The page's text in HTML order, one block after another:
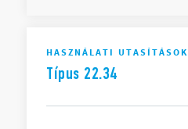
HASZNÁLATI UTASÍTÁSOK
Típus 22.34